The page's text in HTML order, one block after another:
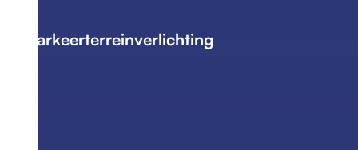
Parkeerterreinverlichting